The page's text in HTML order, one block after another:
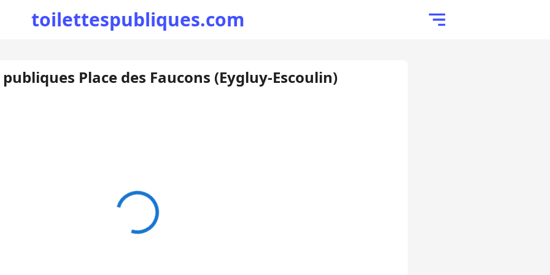
toilettespubliques.com
Place des Faucons (Eygluy-Escoulin)